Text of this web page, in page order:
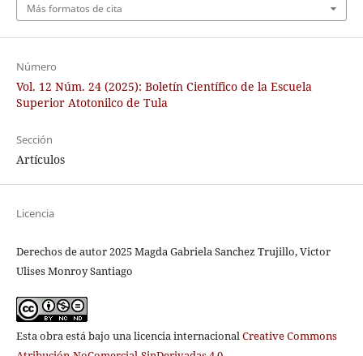
Más formatos de cita
Número
Vol. 12 Núm. 24 (2025): Boletín Científico de la Escuela
Superior Atotonilco de Tula
Sección
Artículos
Licencia
Derechos de autor 2025 Magda Gabriela Sanchez Trujillo, Victor
Ulises Monroy Santiago
Esta obra está bajo una licencia internacionalCreative Commons